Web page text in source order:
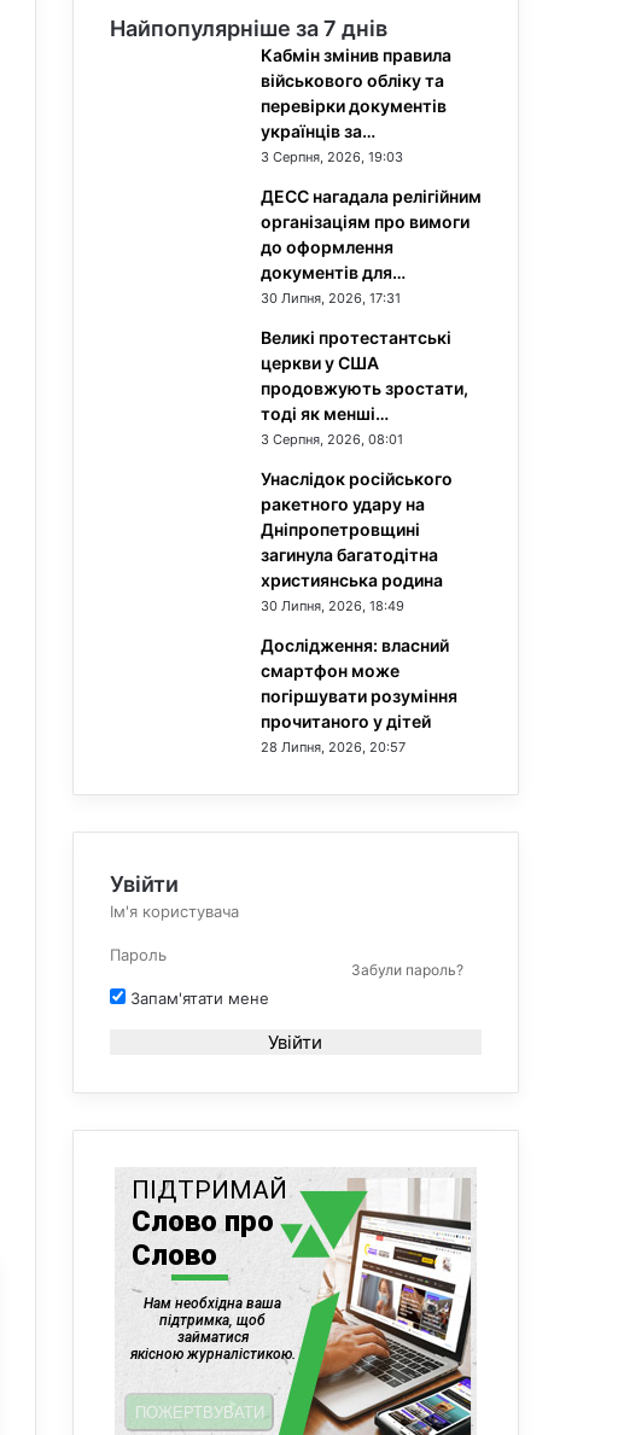
Найпопулярніше за 7 днів
Кабмін змінив правила
військового обліку та
перевірки документів
українців за…
3 Серпня, 2026, 19:03
ДЕСС нагадала релігійним
організаціям про вимоги
до оформлення
документів для…
30 Липня, 2026, 17:31
Великі протестантські
церкви у США
продовжують зростати,
тоді як менші…
3 Серпня, 2026, 08:01
Унаслідок російського
ракетного удару на
Дніпропетровщині
загинула багатодітна
християнська родина
30 Липня, 2026, 18:49
Дослідження: власний
смартфон може
погіршувати розуміння
прочитаного у дітей
28 Липня, 2026, 20:57
Увійти
Забули пароль?
Запам'ятати мене
Увійти